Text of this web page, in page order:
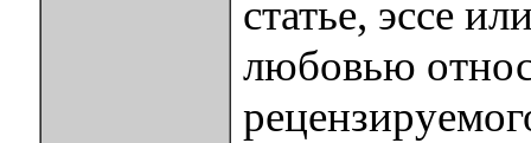
статье, эссе
любовью